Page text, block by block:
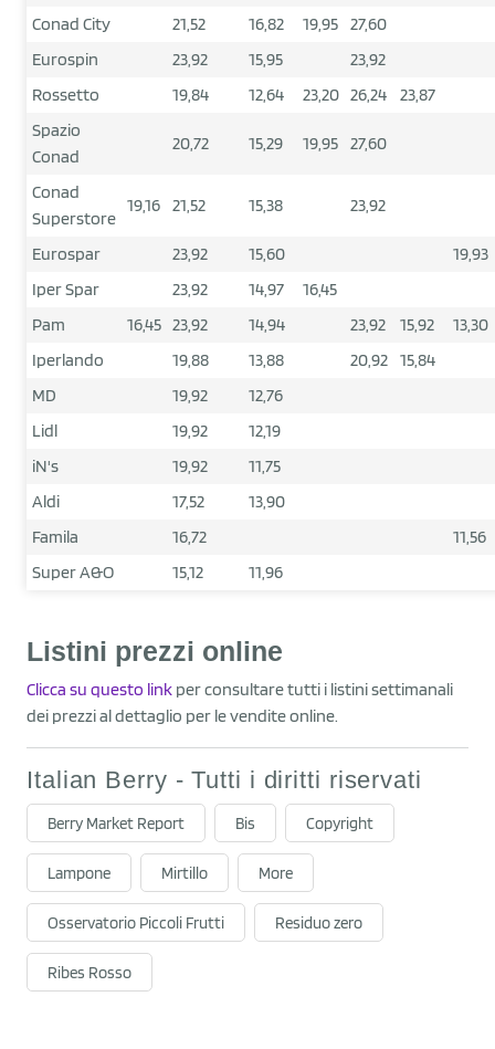
Conad City
21,52 16,82 19,95 27,60
Eurospin
23,92 15,95
23,92
Rossetto
19,84 12,64 23,20 26,24
23,87
Spazio
Conad
20,72 15,29 19,95 27,60
Conad
Superstore
19,16 21,52 15,38 23,92
Eurospar 23,92 15,60
19,93
Iper Spar
23,92 14,97
16,45
Pam
16,45 23,92 14,94 23,92 15,92
13,30
Iperlando
19,88 13,88 20,92 15,84
MD
19,92
12,76
Lidl
19,92
12,19
iN's
19,92
11,75
Aldi
17,52
13,90
Famila
16,72
11,56
Super A&O
15,12 11,96
Listini prezzi online
Clicca su questo link per consultare tutti i listini settimanali
dei prezzi al dettaglio per le vendite online.
Italian Berry - Tutti i diritti riservati
Berry Market Report Bis Copyright
Lampone Mirtillo More
Osservatorio Piccoli Frutti Residuo zero
Ribes Rosso